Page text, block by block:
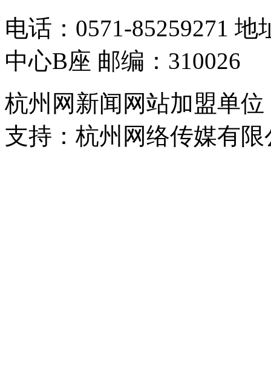
电话：0571-85259271
中心B座 邮编：310026
杭州网新闻网站加盟单
支持：杭州网络传媒有限